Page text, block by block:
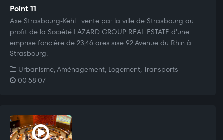
Point 11
Axe Strasbourg-Kehl : vente par la ville de Strasbourg au
profit de la Société LAZARD GROUP REAL ESTATE d'une
emprise foncière de 23,46 ares sise 92 Avenue du Rhin à
Strasbourg.
Urbanisme, Aménagement, Logement, Transports
00:58:07